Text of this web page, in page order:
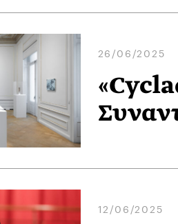
26/06/2025
12/06/2025